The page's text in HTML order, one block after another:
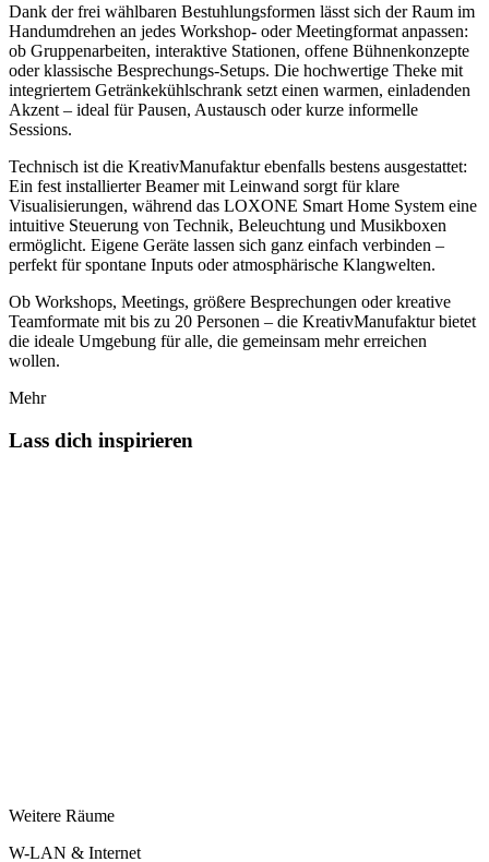
Dank der frei wählbaren Bestuhlungsformen lässt sich der Raum im
Handumdrehen an jedes Workshop- oder Meetingformat anpassen:
ob Gruppenarbeiten, interaktive Stationen, offene Bühnenkonzepte
oder klassische Besprechungs-Setups. Die hochwertige Theke mit
integriertem Getränkekühlschrank setzt einen warmen, einladenden
Akzent – ideal für Pausen, Austausch oder kurze informelle
Sessions.
Technisch ist die KreativManufaktur ebenfalls bestens ausgestattet:
Ein fest installierter Beamer mit Leinwand sorgt für klare
Visualisierungen, während das LOXONE Smart Home System eine
intuitive Steuerung von Technik, Beleuchtung und Musikboxen
ermöglicht. Eigene Geräte lassen sich ganz einfach verbinden –
perfekt für spontane Inputs oder atmosphärische Klangwelten.
Ob Workshops, Meetings, größere Besprechungen oder kreative
Teamformate mit bis zu 20 Personen – die KreativManufaktur bietet
die ideale Umgebung für alle, die gemeinsam mehr erreichen
wollen.
Mehr
Lass dich inspirieren
Weitere Räume
W-LAN & Internet